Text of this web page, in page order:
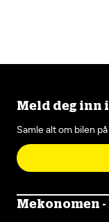
Meld deg inn
Samle alt om bilen
Mekonomen